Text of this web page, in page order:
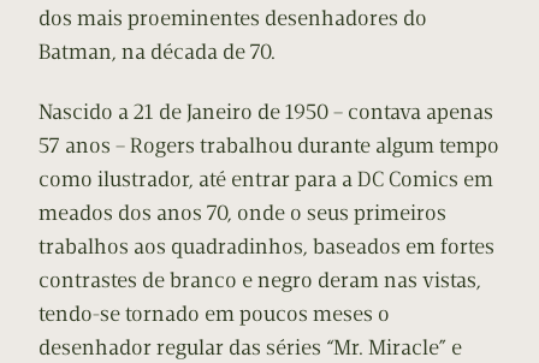
dos mais proeminentes desenhadores do
Batman, na década de 70.
Nascido a 21 de Janeiro de 1950 – contava apenas
57 anos – Rogers trabalhou durante algum tempo
como ilustrador, até entrar para a DC Comics em
meados dos anos 70, onde o seus primeiros
trabalhos aos quadradinhos, baseados em fortes
contrastes de branco e negro deram nas vistas,
tendo-se tornado em poucos meses o
desenhador regular das séries “Mr. Miracle” e